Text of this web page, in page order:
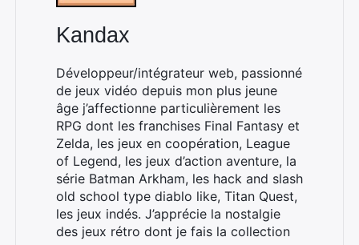
Kandax
Développeur/intégrateur web, passionné
de jeux vidéo depuis mon plus jeune
âge j’affectionne particulièrement les
RPG dont les franchises Final Fantasy et
Zelda, les jeux en coopération, League
of Legend, les jeux d’action aventure, la
série Batman Arkham, les hack and slash
old school type diablo like, Titan Quest,
les jeux indés. J’apprécie la nostalgie
des jeux rétro dont je fais la collection